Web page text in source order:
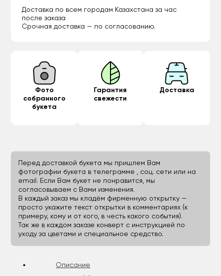
Доставка по всем городам Казахстана за час
после заказа
Срочная доставка — по согласованию.
Фото
собранного
букета
Гарантия
свежести
Доставка
Перед доставкой букета мы пришлем Вам
фотографии букета в телеграмме , соц. сети или на
email. Если Вам букет не понравится, мы
согласовываем с Вами изменения.
В каждый заказ мы кладём фирменную открытку —
просто укажите текст открытки в комментариях (к
примеру, кому и от кого, в честь какого события).
Так же в каждом заказе конверт с инструкцией по
уходу за цветами и специальное средство.
Описание